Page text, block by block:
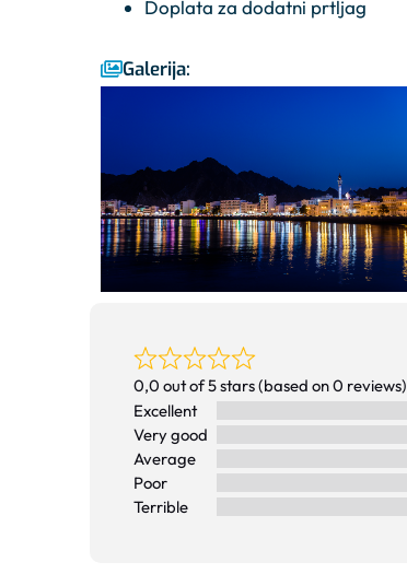
Doplata za dodatni prtljag
Galerija:
0,0 out of 5 stars (based on 0 reviews)
Excellent
Very good
Average
Poor
Terrible